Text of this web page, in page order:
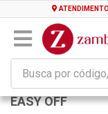
EASY OFF